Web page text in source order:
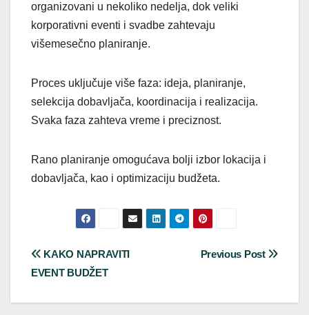
organizovani u nekoliko nedelja, dok veliki
korporativni eventi i svadbe zahtevaju
višemesečno planiranje.
Proces uključuje više faza: ideja, planiranje,
selekcija dobavljača, koordinacija i realizacija.
Svaka faza zahteva vreme i preciznost.
Rano planiranje omogućava bolji izbor lokacija i
dobavljača, kao i optimizaciju budžeta.
Post
Previous Post
KAKO NAPRAVITI
EVENT BUDŽET